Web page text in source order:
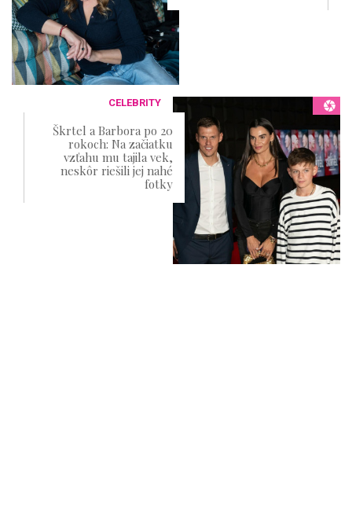
CELEBRITY
Škrtel a Barbora po 20
rokoch: Na začiatku
vzťahu mu tajila vek,
neskôr riešili jej nahé
fotky